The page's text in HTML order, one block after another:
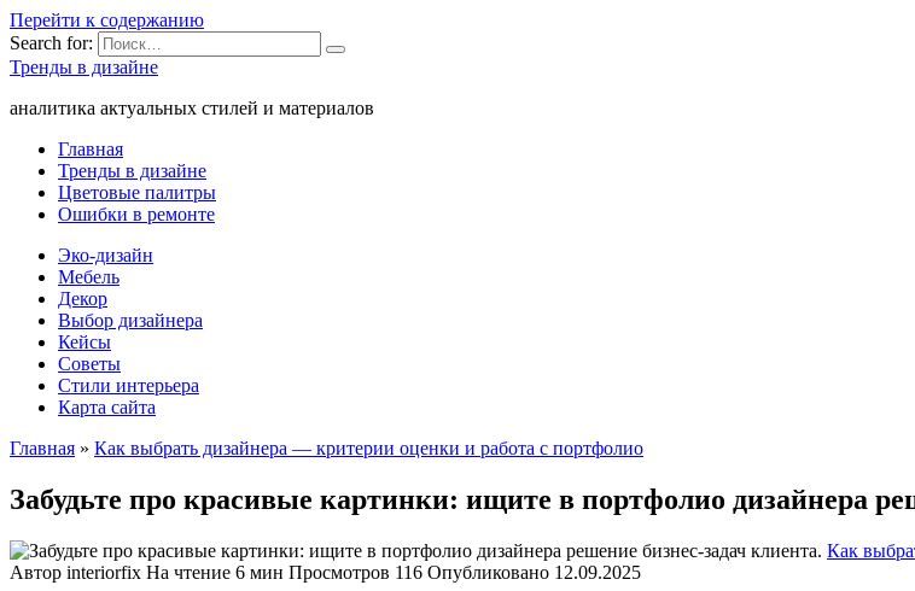
Перейти к содержанию
Search for:
Тренды в дизайне
аналитика актуальных стилей и материалов
Главная
Тренды в дизайне
Цветовые палитры
Ошибки в ремонте
Эко-дизайн
Мебель
Декор
Выбор дизайнера
Кейсы
Советы
Стили интерьера
Карта сайта
Главная » Как выбрать дизайнера — критерии оценки и работа с портфолио
Забудьте про красивые картинки: ищите в портфолио дизайнера
Как
Автор interiorfix На чтение 6 мин Просмотров 116 Опубликовано 12.09.2025